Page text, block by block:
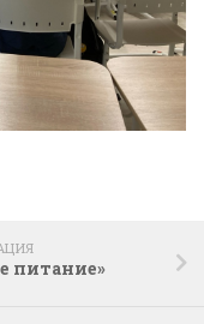
питание»